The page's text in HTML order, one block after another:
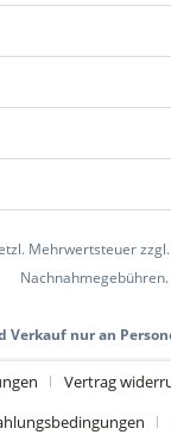
Mehrwertsteuer zzgl.
Nachnahmegebühren.
Verkauf nur an
Vertrag